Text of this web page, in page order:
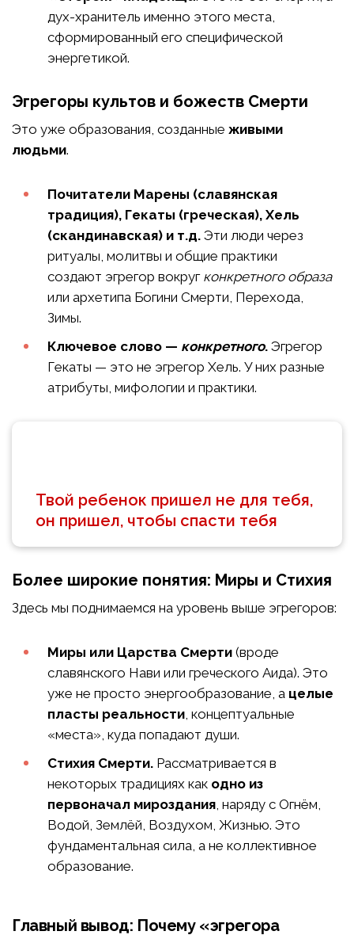
дух-хранитель именно этого места,
сформированный его специфической
энергетикой.
Эгрегоры культов и божеств Смерти
Это уже образования, созданные живыми
людьми.
Почитатели Марены (славянская
традиция), Гекаты (греческая), Хель
(скандинавская) и т.д. Эти люди через
ритуалы, молитвы и общие практики
создают эгрегор вокруг конкретного образа
или архетипа Богини Смерти, Перехода,
Зимы.
Ключевое слово — конкретного. Эгрегор
Гекаты — это не эгрегор Хель. У них разные
атрибуты, мифологии и практики.
Твой ребенок пришел не для тебя,
он пришел, чтобы спасти тебя
Более широкие понятия: Миры и Стихия
Здесь мы поднимаемся на уровень выше эгрегоров:
Миры или Царства Смерти (вроде
славянского Нави или греческого Аида). Это
уже не просто энергообразование, а целые
пласты реальности, концептуальные
«места», куда попадают души.
Стихия Смерти. Рассматривается в
некоторых традициях как одно из
первоначал мироздания, наряду с Огнём,
Водой, Землёй, Воздухом, Жизнью. Это
фундаментальная сила, а не коллективное
образование.
Главный вывод: Почему «эгрегора